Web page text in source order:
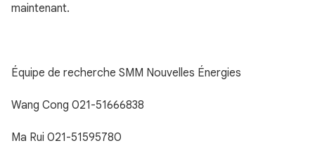
maintenant.
Équipe de recherche SMM Nouvelles Énergies
Wang Cong 021-51666838
Ma Rui 021-51595780